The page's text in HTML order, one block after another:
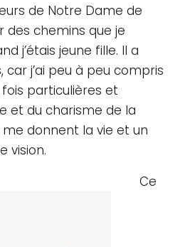
de Notre Dame de
des chemins que je
j’étais jeune fille. Il a
car j’ai peu à peu compris
fois particulières et
et du charisme de la
me donnent la vie et un
vision.
Ce